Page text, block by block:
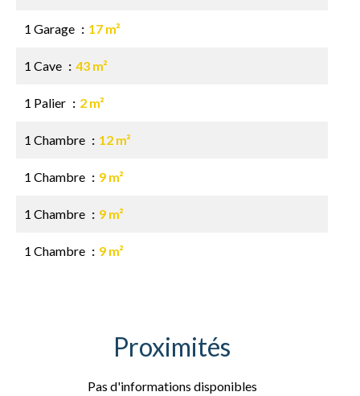
1 Garage 17 m²
1 Cave 43 m²
1 Palier 2 m²
1 Chambre 12 m²
1 Chambre 9 m²
1 Chambre 9 m²
1 Chambre 9 m²
Proximités
Pas d'informations disponibles